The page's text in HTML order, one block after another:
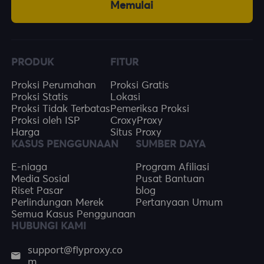
Memulai
PRODUK
Proksi Perumahan
Proksi Statis
Proksi Tidak Terbatas
Proksi oleh ISP
Harga
FITUR
Proksi Gratis
Lokasi
Pemeriksa Proksi
CroxyProxy
Situs Proxy
KASUS PENGGUNAAN
E-niaga
Media Sosial
Riset Pasar
Perlindungan Merek
Semua Kasus Penggunaan
SUMBER DAYA
Program Afiliasi
Pusat Bantuan
blog
Pertanyaan Umum
HUBUNGI KAMI
support@flyproxy.co